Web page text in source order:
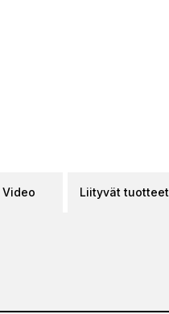
Video Liityvät tuotteet